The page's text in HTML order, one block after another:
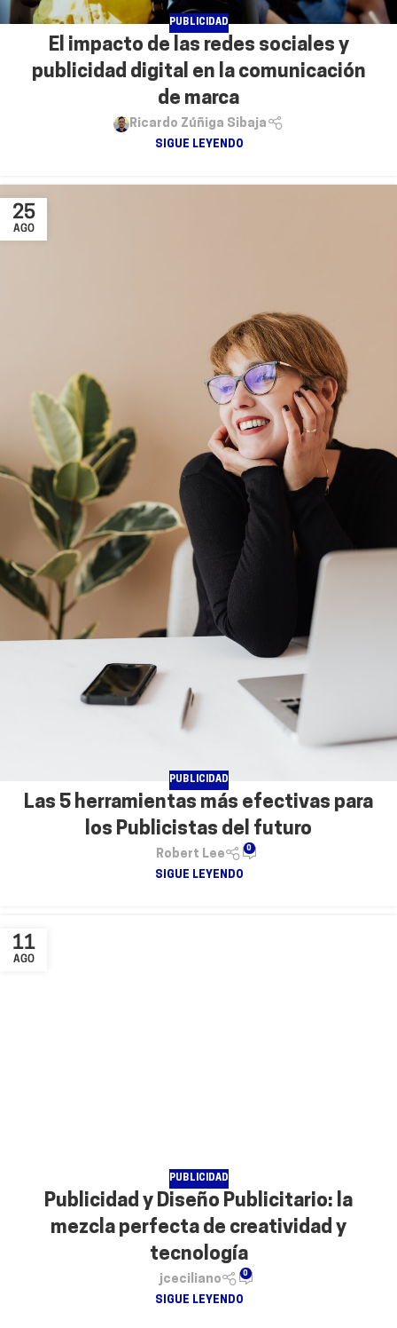
PUBLICIDAD
El impacto de las redes sociales y
publicidad digital en la comunicación
de marca
Ricardo Zúñiga Sibaja
SIGUE LEYENDO
25
AGO
PUBLICIDAD
Las 5 herramientas más efectivas para
los Publicistas del futuro
Robert Lee 0
SIGUE LEYENDO
11
AGO
PUBLICIDAD
Publicidad y Diseño Publicitario: la
mezcla perfecta de creatividad y
tecnología
jceciliano 0
SIGUE LEYENDO